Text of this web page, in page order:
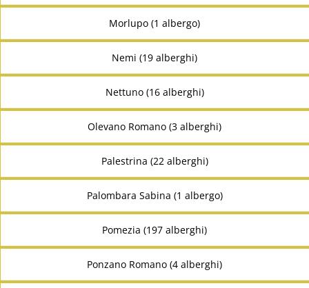
Morlupo (1 albergo)
Nemi (19 alberghi)
Nettuno (16 alberghi)
Olevano Romano (3 alberghi)
Palestrina (22 alberghi)
Palombara Sabina (1 albergo)
Pomezia (197 alberghi)
Ponzano Romano (4 alberghi)